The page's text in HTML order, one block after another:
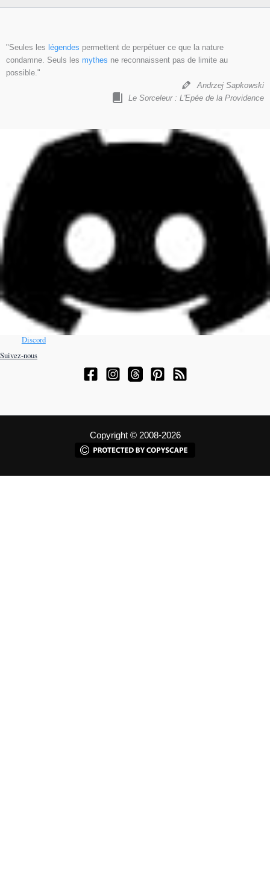
"Seules les légendes permettent de perpétuer ce que la nature
condamne. Seuls les mythes ne reconnaissent pas de limite au
possible."
Andrzej Sapkowski
Le Sorceleur : L'Epée de la Providence
Discord
Suivez-nous
Copyright © 2008-2026